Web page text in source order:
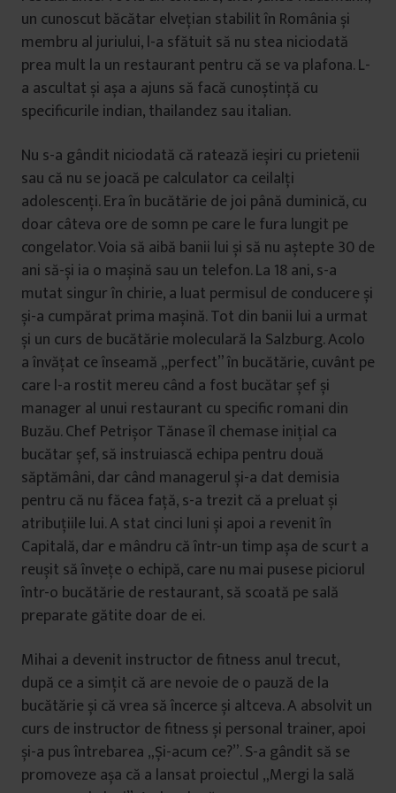
un cunoscut băcătar elvețian stabilit în România și
membru al juriului, l-a sfătuit să nu stea niciodată
prea mult la un restaurant pentru că se va plafona. L-
a ascultat și așa a ajuns să facă cunoștință cu
specificurile indian, thailandez sau italian.
Nu s-a gândit niciodată că ratează ieșiri cu prietenii
sau că nu se joacă pe calculator ca ceilalți
adolescenți. Era în bucătărie de joi până duminică, cu
doar câteva ore de somn pe care le fura lungit pe
congelator. Voia să aibă banii lui și să nu aștepte 30 de
ani să-și ia o mașină sau un telefon. La 18 ani, s-a
mutat singur în chirie, a luat permisul de conducere și
și-a cumpărat prima mașină. Tot din banii lui a urmat
și un curs de bucătărie moleculară la Salzburg. Acolo
a învățat ce înseamă „perfect” în bucătărie, cuvânt pe
care l-a rostit mereu când a fost bucătar șef și
manager al unui restaurant cu specific romani din
Buzău. Chef Petrișor Tănase îl chemase inițial ca
bucătar șef, să instruiască echipa pentru două
săptămâni, dar când managerul și-a dat demisia
pentru că nu făcea față, s-a trezit că a preluat și
atribuțiile lui. A stat cinci luni și apoi a revenit în
Capitală, dar e mândru că într-un timp așa de scurt a
reușit să învețe o echipă, care nu mai pusese piciorul
într-o bucătărie de restaurant, să scoată pe sală
preparate gătite doar de ei.
Mihai a devenit instructor de fitness anul trecut,
după ce a simțit că are nevoie de o pauză de la
bucătărie și că vrea să încerce și altceva. A absolvit un
curs de instructor de fitness și personal trainer, apoi
și-a pus întrebarea „Și-acum ce?”. S-a gândit să se
promoveze așa că a lansat proiectul „Mergi la sală